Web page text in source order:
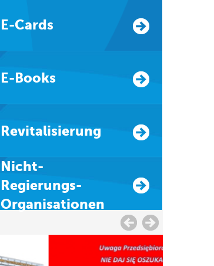
E-Cards
E-Books
Revitalisierung
Nicht-
Regierungs-
Organisationen